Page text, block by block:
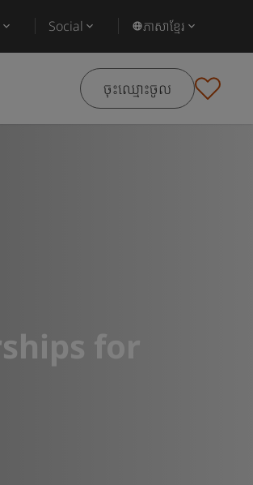
Social ភាសាខ្មែរ
ចុះឈ្មោះចូល
for